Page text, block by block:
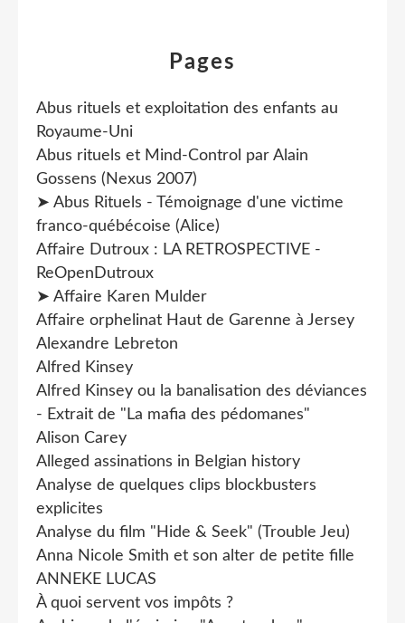
Pages
Abus rituels et exploitation des enfants au
Royaume-Uni
Abus rituels et Mind-Control par Alain
Gossens (Nexus 2007)
➤ Abus Rituels - Témoignage d'une victime
franco-québécoise (Alice)
Affaire Dutroux : LA RETROSPECTIVE -
ReOpenDutroux
➤ Affaire Karen Mulder
Affaire orphelinat Haut de Garenne à Jersey
Alexandre Lebreton
Alfred Kinsey
Alfred Kinsey ou la banalisation des déviances
- Extrait de "La mafia des pédomanes"
Alison Carey
Alleged assinations in Belgian history
Analyse de quelques clips blockbusters
explicites
Analyse du film "Hide & Seek" (Trouble Jeu)
Anna Nicole Smith et son alter de petite fille
ANNEKE LUCAS
À quoi servent vos impôts ?